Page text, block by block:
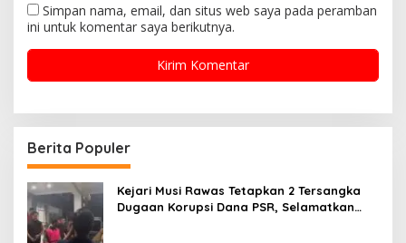
Simpan nama, email, dan situs web saya pada peramban
ini untuk komentar saya berikutnya.
Berita Populer
Kejari Musi Rawas Tetapkan 2 Tersangka
Dugaan Korupsi Dana PSR, Selamatkan